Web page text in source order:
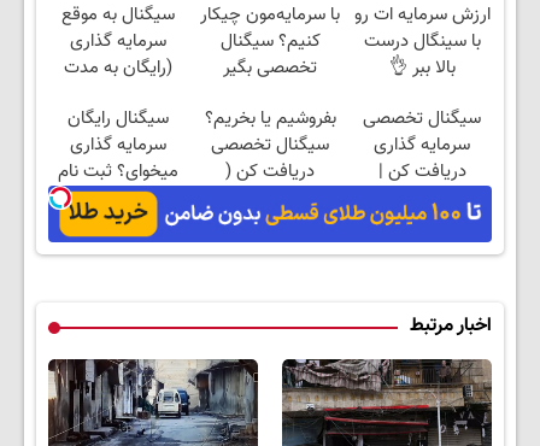
ارزش سرمایه ات رو
با سینگال درست
بالا ببر 👌
با سرمایه‌مون چیکار
کنیم؟ سیگنال
تخصصی بگیر
سیگنال به موقع
سرمایه گذاری
(رایگان به مدت
سیگنال تخصصی
سرمایه گذاری
دریافت کن |
اشتراک رایگان
بفروشیم یا بخریم؟
سیگنال تخصصی
دریافت کن (
اشتراک رایگان )
سیگنال رایگان
سرمایه گذاری
میخوای؟ ثبت نام
کن
اخبار مرتبط